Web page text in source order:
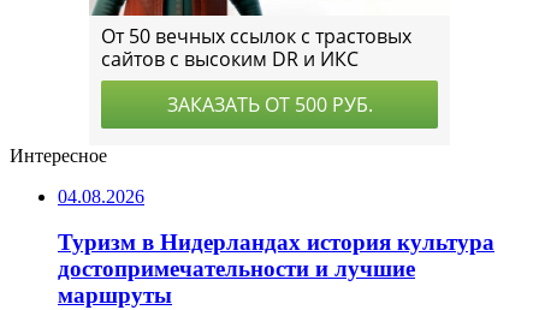
Интересное
04.08.2026
Туризм в Нидерландах история культура
достопримечательности и лучшие
маршруты